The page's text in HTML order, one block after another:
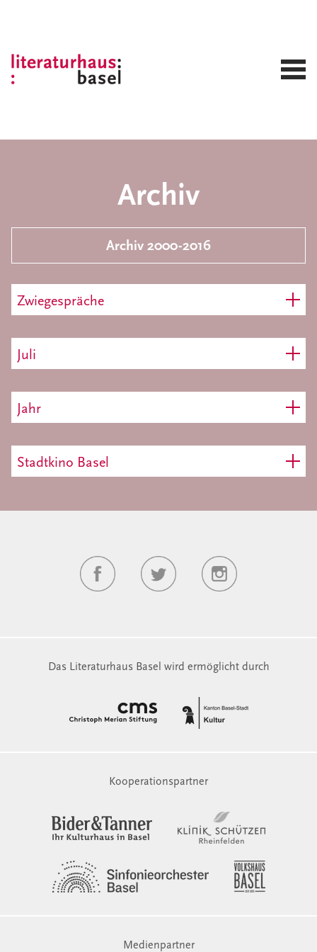
Archiv
Archiv 2000-2016
Zwiegespräche
Juli
Jahr
Stadtkino Basel
Das Literaturhaus Basel wird ermöglicht durch
Kooperationspartner
Medienpartner